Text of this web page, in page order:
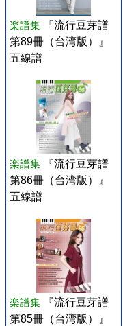
楽譜集
『流行豆芽譜
第89冊（台湾版）』
五線譜
楽譜集
『流行豆芽譜
第86冊（台湾版）』
五線譜
楽譜集
『流行豆芽譜
第85冊（台湾版）』